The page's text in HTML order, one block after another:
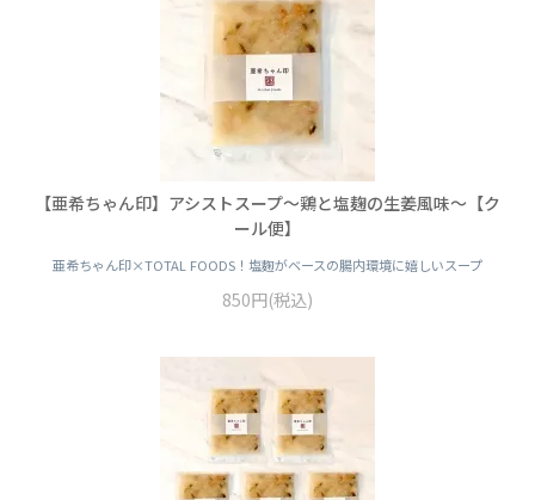
【亜希ちゃん印】アシストスープ～鶏と塩麹の生姜風味～【ク
ール便】
亜希ちゃん印×TOTAL FOODS！塩麴がベースの腸内環境に嬉しいスープ
850円(税込)